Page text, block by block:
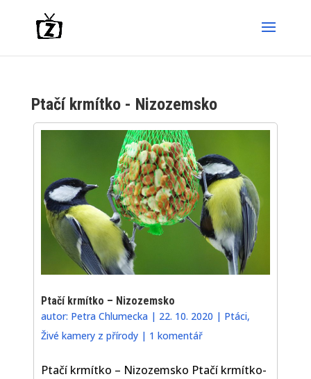
Ptačí krmítko - Nizozemsko
Ptačí krmítko – Nizozemsko
autor: Petra Chlumecka | 22. 10. 2020 | Ptáci,
Živé kamery z přírody | 1 komentář
Ptačí krmítko – Nizozemsko Ptačí krmítko-